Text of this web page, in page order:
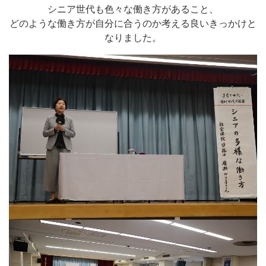
シニア世代も色々な働き方があること、
どのような働き方が自分に合うのか考える良いきっかけと
なりました。